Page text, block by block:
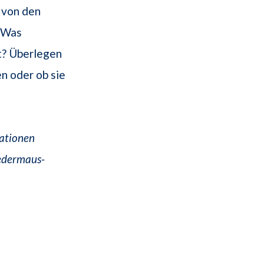
den
Überlegen
oder ob sie